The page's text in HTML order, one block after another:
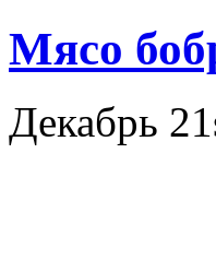
Мясо
Декабрь